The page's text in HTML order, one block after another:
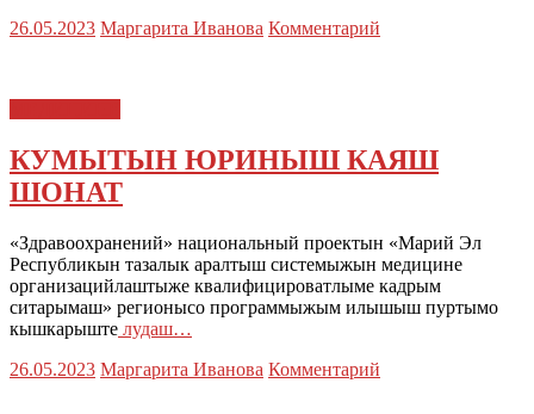
26.05.2023 Маргарита Иванова Комментарий
КУМЫТЫН ЮРИНЫШ КАЯШ
ШОНАТ
«Здравоохранений» национальный проектын «Марий Эл
Республикын тазалык аралтыш системыжын медицине
организацийлаштыже квалифицироватлыме кадрым
ситарымаш» регионысо программыжым илышыш пуртымо
кышкарыште лудаш…
26.05.2023 Маргарита Иванова Комментарий